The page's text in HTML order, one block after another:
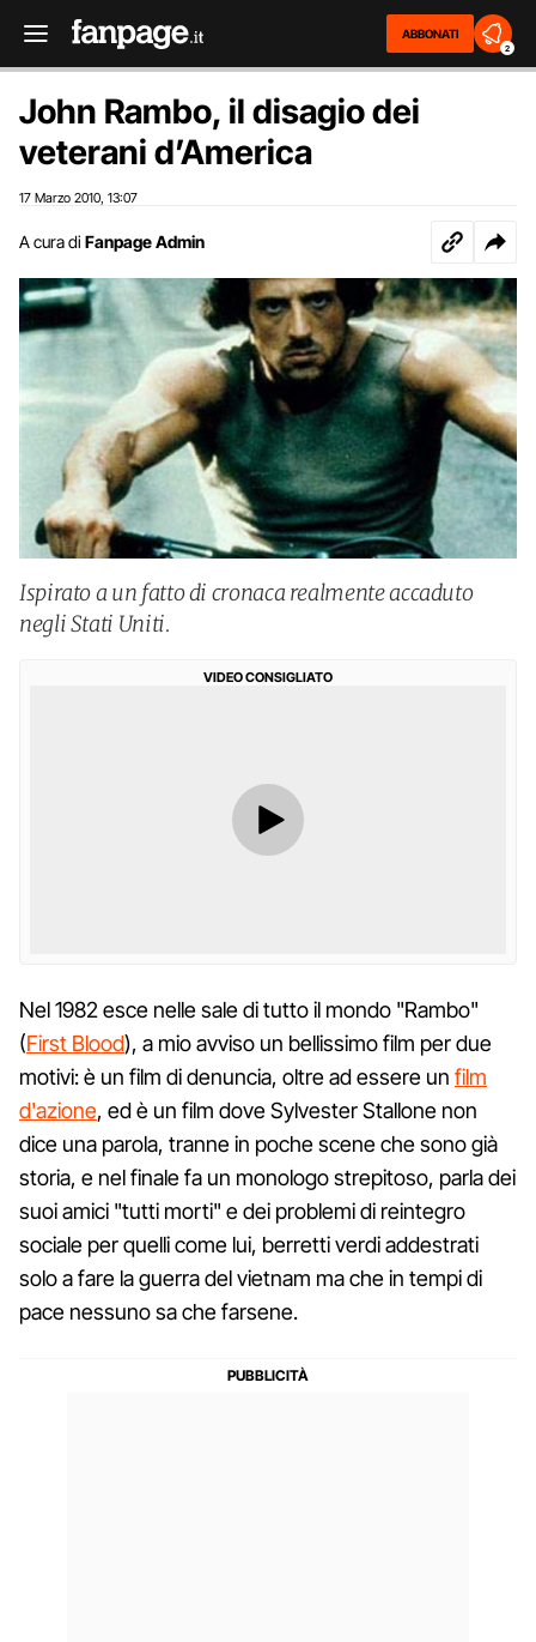
ABBONATI
2
John Rambo, il disagio dei
veterani d’America
17 Marzo 2010 13:07
A cura di Fanpage Admin
Ispirato a un fatto di cronaca realmente accaduto
negli Stati Uniti.
VIDEO CONSIGLIATO
Nel 1982 esce nelle sale di tutto il mondo "Rambo"
(First Blood), a mio avviso un bellissimo film per due
motivi: è un film di denuncia, oltre ad essere un film
d'azione, ed è un film dove Sylvester Stallone non
dice una parola, tranne in poche scene che sono già
storia, e nel finale fa un monologo strepitoso, parla dei
suoi amici "tutti morti" e dei problemi di reintegro
sociale per quelli come lui, berretti verdi addestrati
solo a fare la guerra del vietnam ma che in tempi di
pace nessuno sa che farsene.